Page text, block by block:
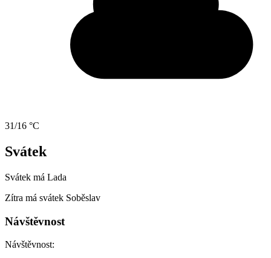
31/16 °C
Svátek
Svátek má Lada
Zítra má svátek Soběslav
Návštěvnost
Návštěvnost: